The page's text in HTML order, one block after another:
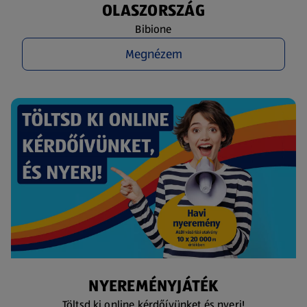
OLASZORSZÁG
Bibione
Megnézem
NYEREMÉNYJÁTÉK